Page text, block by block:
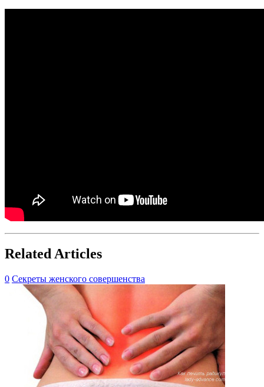
Related Articles
0 Секреты женского совершенства